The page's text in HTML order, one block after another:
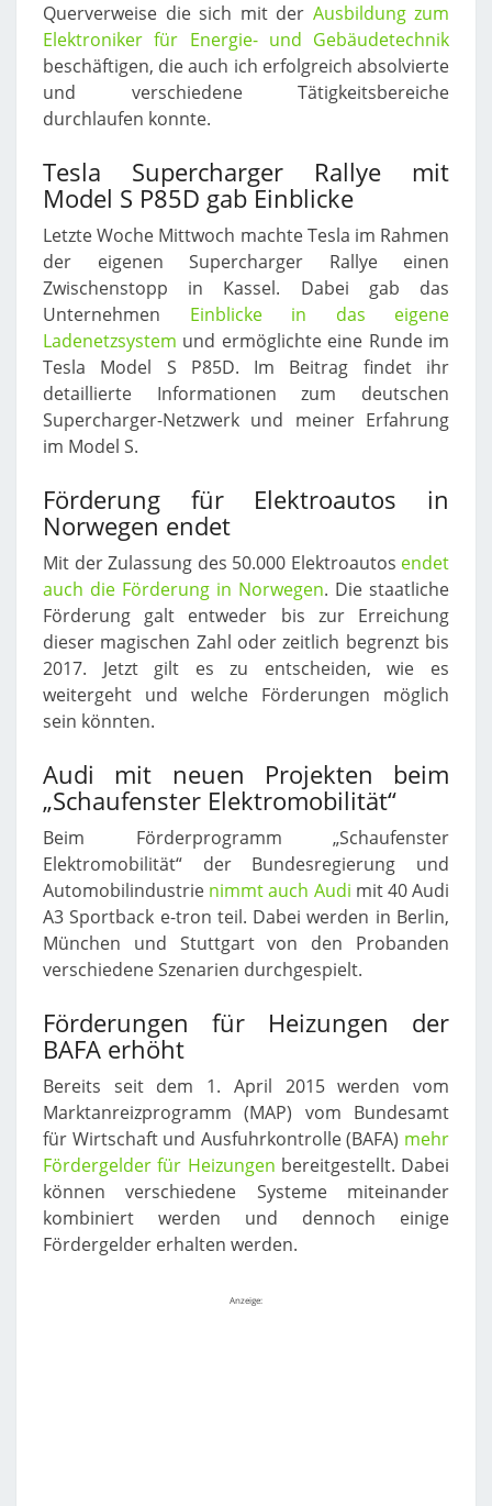
Querverweise die sich mit der Ausbildung zum
Elektroniker für Energie- und Gebäudetechnik
beschäftigen, die auch ich erfolgreich absolvierte
und verschiedene Tätigkeitsbereiche
durchlaufen konnte.
Tesla Supercharger Rallye mit
Model S P85D gab Einblicke
Letzte Woche Mittwoch machte Tesla im Rahmen
der eigenen Supercharger Rallye einen
Zwischenstopp in Kassel. Dabei gab das
Unternehmen Einblicke in das eigene
Ladenetzsystem und ermöglichte eine Runde im
Tesla Model S P85D. Im Beitrag findet ihr
detaillierte Informationen zum deutschen
Supercharger-Netzwerk und meiner Erfahrung
im Model S.
Förderung für Elektroautos in
Norwegen endet
Mit der Zulassung des 50.000 Elektroautos endet
auch die Förderung in Norwegen. Die staatliche
Förderung galt entweder bis zur Erreichung
dieser magischen Zahl oder zeitlich begrenzt bis
2017. Jetzt gilt es zu entscheiden, wie es
weitergeht und welche Förderungen möglich
sein könnten.
Audi mit neuen Projekten beim
„Schaufenster Elektromobilität“
Beim Förderprogramm „Schaufenster
Elektromobilität“ der Bundesregierung und
Automobilindustrie nimmt auch Audi mit 40 Audi
A3 Sportback e-tron teil. Dabei werden in Berlin,
München und Stuttgart von den Probanden
verschiedene Szenarien durchgespielt.
Förderungen für Heizungen der
BAFA erhöht
Bereits seit dem 1. April 2015 werden vom
Marktanreizprogramm (MAP) vom Bundesamt
für Wirtschaft und Ausfuhrkontrolle (BAFA) mehr
Fördergelder für Heizungen bereitgestellt. Dabei
können verschiedene Systeme miteinander
kombiniert werden und dennoch einige
Fördergelder erhalten werden.
Anzeige: